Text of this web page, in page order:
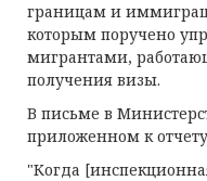
границам и
которым поручено
мигрантами,
получения визы.
В письме в
приложенном к
"Когда